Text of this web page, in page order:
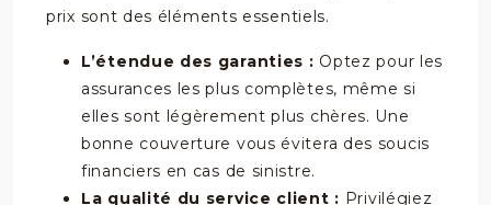
prix sont des éléments essentiels.
L’étendue des garanties : Optez pour les
assurances les plus complètes, même si
elles sont légèrement plus chères. Une
bonne couverture vous évitera des soucis
financiers en cas de sinistre.
La qualité du service client : Privilégiez